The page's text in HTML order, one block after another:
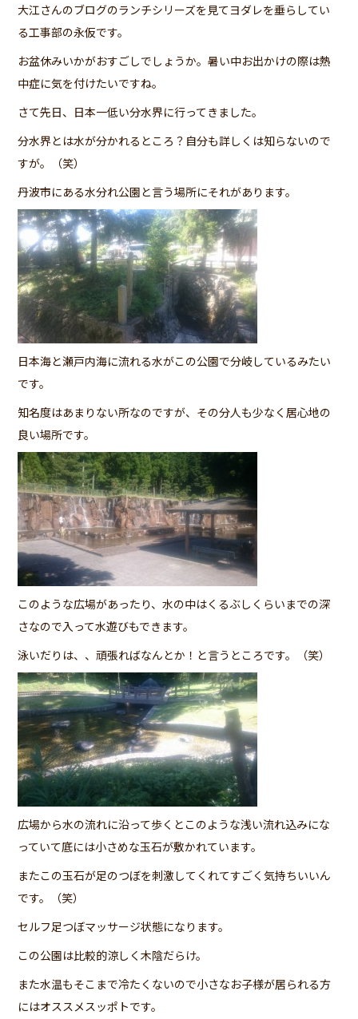
大江さんのブログのランチシリーズを見てヨダレを垂らしてい
る工事部の永仮です。
お盆休みいかがおすごしでしょうか。暑い中お出かけの際は熱
中症に気を付けたいですね。
さて先日、日本一低い分水界に行ってきました。
分水界とは水が分かれるところ？自分も詳しくは知らないので
すが。（笑）
丹波市にある水分れ公園と言う場所にそれがあります。
日本海と瀬戸内海に流れる水がこの公園で分岐しているみたい
です。
知名度はあまりない所なのですが、その分人も少なく居心地の
良い場所です。
このような広場があったり、水の中はくるぶしくらいまでの深
さなので入って水遊びもできます。
泳いだりは、、頑張ればなんとか！と言うところです。（笑）
広場から水の流れに沿って歩くとこのような浅い流れ込みにな
っていて底には小さめな玉石が敷かれています。
またこの玉石が足のつぼを刺激してくれてすごく気持ちいいん
です。（笑）
セルフ足つぼマッサージ状態になります。
この公園は比較的涼しく木陰だらけ。
また水温もそこまで冷たくないので小さなお子様が居られる方
にはオススメスッポトです。